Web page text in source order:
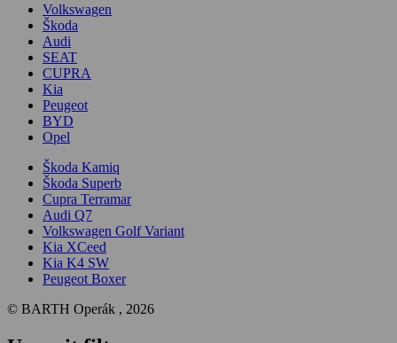
Volkswagen
Škoda
Audi
SEAT
CUPRA
Kia
Peugeot
BYD
Opel
Škoda Kamiq
Škoda Superb
Cupra Terramar
Audi Q7
Volkswagen Golf Variant
Kia XCeed
Kia K4 SW
Peugeot Boxer
© BARTH Operák , 2026